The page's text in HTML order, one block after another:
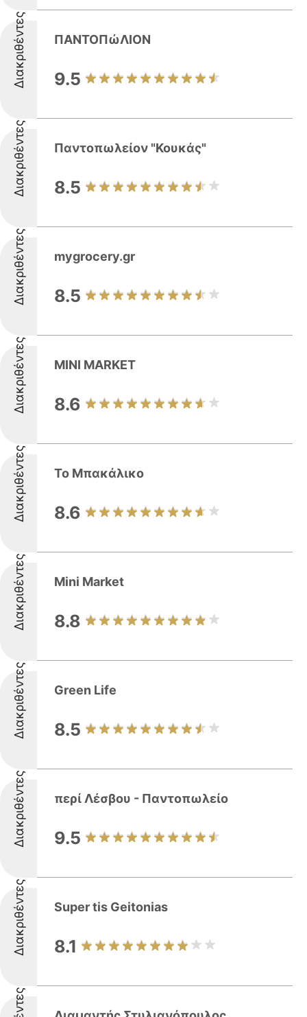
Διακριθέντες ΠΑΝΤΟΠώΛΙΟΝ
9.5
Διακριθέντες Παντοπωλείον "Κουκάς"
8.5
Διακριθέντες mygrocery.gr
8.5
Διακριθέντες MINI MARKET
8.6
Διακριθέντες Το Μπακάλικο
8.6
Διακριθέντες Mini Market
8.8
Διακριθέντες Green Life
8.5
Διακριθέντες περί Λέσβου - Παντοπωλείο
9.5
Διακριθέντες Super tis Geitonias
8.1